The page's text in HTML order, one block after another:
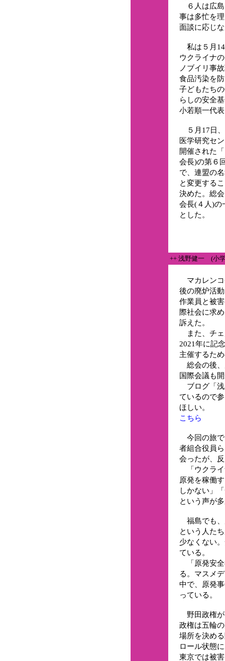
６人は広島
事は多忙を
面談に応じ
私は５月14
ウクライナ
ノブイリ事
食品汚染を
子どもたち
らしの安全
小若順一代
５月17日、
医学研究セ
開催された
会長)の第６
で、連盟の
と変更する
決めた。総
会長(４人)の
とした。
++ 浅野健一 (小
マカレンコ
後の廃炉活
作業員と被
際社会に求
訴えた。
また、チェ
2021年に記
主催するた
総会の後、
国際会議も
ブログ「浅
ているので
ほしい。
こちら
今回の旅で
者組合役員
会ったが、
「ウクライ
原発を稼働
しかない」
という声が
福島でも、
という人た
少なくない
ている。
「原発安全
る。マスメ
中で、原発
っている。
野田政権が
政権は五輪
場所を決め
ロール状態
東京では被